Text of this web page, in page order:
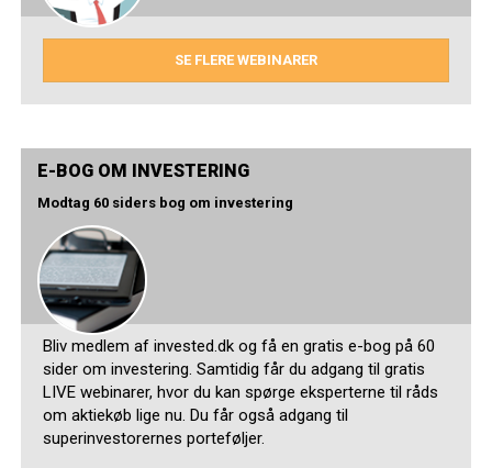
SE FLERE WEBINARER
E-BOG OM INVESTERING
Modtag 60 siders bog om investering
Bliv medlem af invested.dk og få en gratis e-bog på 60
sider om investering. Samtidig får du adgang til gratis
LIVE webinarer, hvor du kan spørge eksperterne til råds
om aktiekøb lige nu. Du får også adgang til
superinvestorernes porteføljer.